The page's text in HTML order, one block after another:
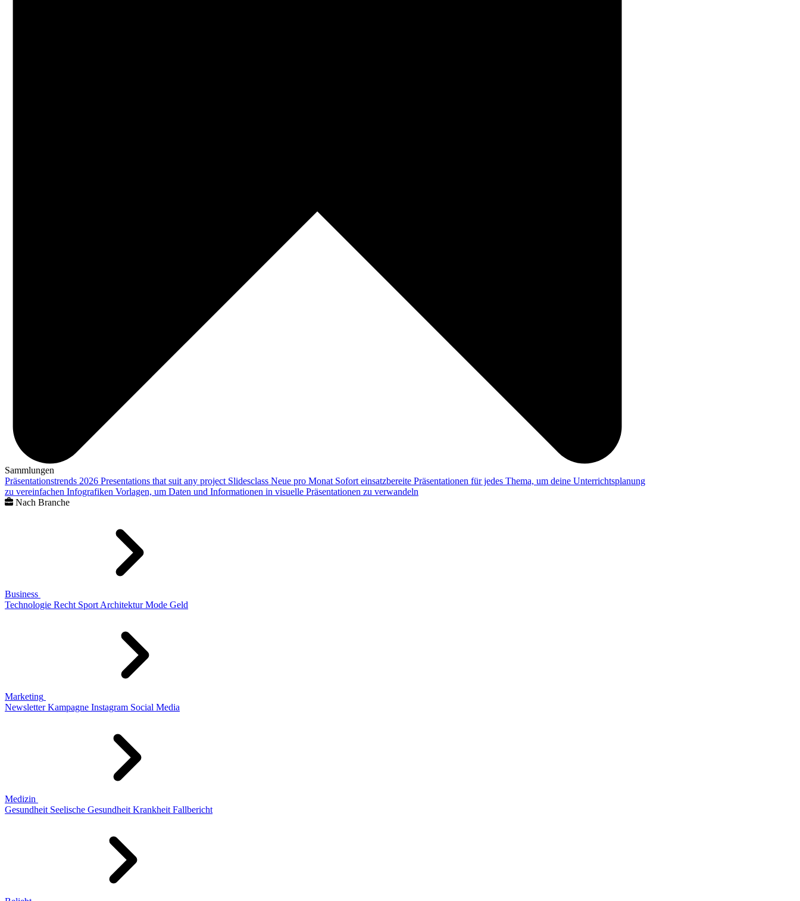
Sammlungen
Präsentationstrends 2026 Presentations that suit any project Slidesclass Neue pro Monat Sofort einsatzbereite Präsentationen für jedes Thema, um deine Unterrichtsplanung
zu vereinfachen Infografiken Vorlagen, um Daten und Informationen in visuelle Präsentationen zu verwandeln
Nach Branche
Business
Technologie Recht Sport Architektur Mode Geld
Marketing
Newsletter Kampagne Instagram Social Media
Medizin
Gesundheit Seelische Gesundheit Krankheit Fallbericht